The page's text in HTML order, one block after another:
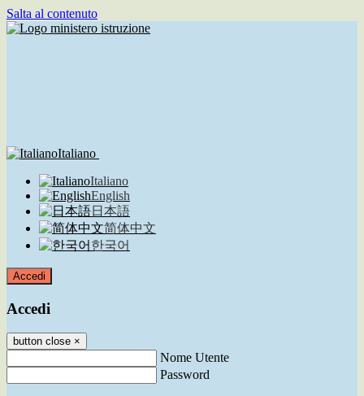
Salta al contenuto
Italiano
Italiano
English
日本語
简体中文
한국어
Accedi
Accedi
button close ×
Nome Utente
Password